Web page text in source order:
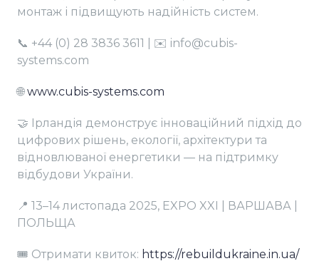
монтаж і підвищують надійність систем.
📞 +44 (0) 28 3836 3611 | ✉️ info@cubis-
systems.com
🌐www.cubis-systems.com
🤝 Ірландія демонструє інноваційний підхід до
цифрових рішень, екології, архітектури та
відновлюваної енергетики — на підтримку
відбудови України.
📍 13–14 листопада 2025, EXPO XXI | ВАРШАВА |
ПОЛЬЩА
🎟️ Отримати квиток: https://rebuildukraine.in.ua/